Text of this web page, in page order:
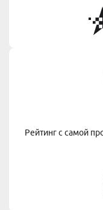
Рейтинг с самой